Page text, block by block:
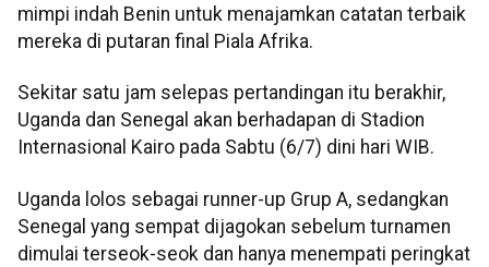
mimpi indah Benin untuk menajamkan catatan terbaik
mereka di putaran final Piala Afrika.
Sekitar satu jam selepas pertandingan itu berakhir,
Uganda dan Senegal akan berhadapan di Stadion
Internasional Kairo pada Sabtu (6/7) dini hari WIB.
Uganda lolos sebagai runner-up Grup A, sedangkan
Senegal yang sempat dijagokan sebelum turnamen
dimulai terseok-seok dan hanya menempati peringkat